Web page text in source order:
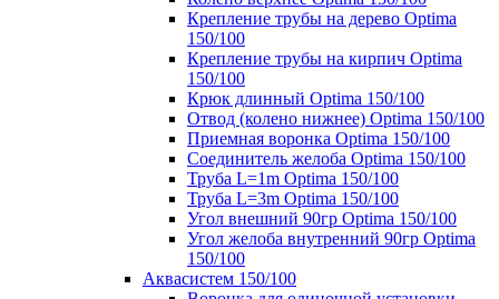
Крепление трубы на дерево Optima
150/100
Крепление трубы на кирпич Optima
150/100
Крюк длинный Optima 150/100
Отвод (колено нижнее) Optima 150/100
Приемная воронка Optima 150/100
Соединитель желоба Optima 150/100
Труба L=1m Optima 150/100
Труба L=3m Optima 150/100
Угол внешний 90гр Optima 150/100
Угол желоба внутренний 90гр Optima
150/100
Аквасистем 150/100